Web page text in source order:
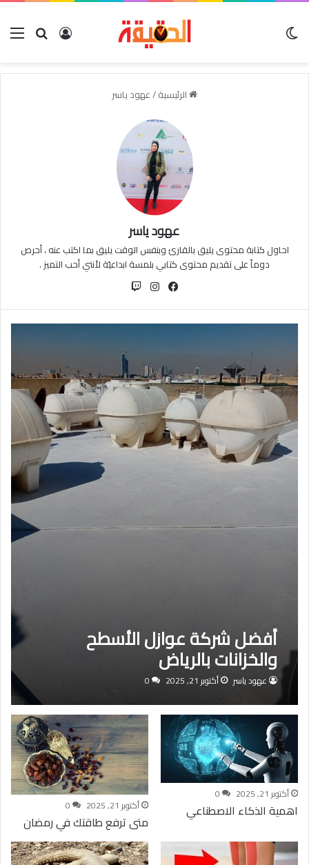
بحث عنتسجيل
الرئيسية/عهود ياسر
عهود ياسر
احاول كتابة محتوى يليق بالقارئ وبنفس الوقت يليق بما اكتب عنه ، أحرص
دوماً على تقديم محتوى كتابي بلمسة ابداعيّة لأنني أحب التميز .
فيسبوكانستقرام
أفضل شركة عوازل الأسطح
والخزانات بالرياض
عهود ياسر أكتوبر 21, 2025 0
أكتوبر 21, 2025 0
اهمية الذكاء الاصطناعي أكتوبر 21, 2025 0
متى ترفع طاقتك في رمضان